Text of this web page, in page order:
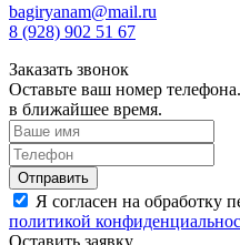
bagiryanam@mail.ru
8 (928) 902 51 67
Заказать звонок
Оставьте ваш номер
в ближайшее время.
Я согласен на обработку
политикой
Оставить заявку